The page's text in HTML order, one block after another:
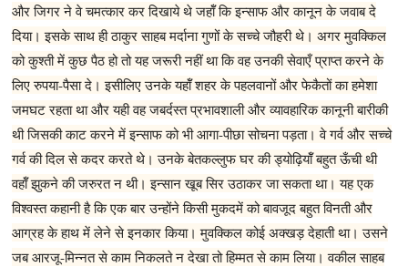
और जिगर ने वे चमत्कार कर दिखाये थे जहॉँ कि इन्साफ और कानून के जवाब दे
दिया। इसके साथ ही ठाकुर साहब मर्दाना गुणों के सच्चे जौहरी थे। अगर मुवक्किल
को कुश्ती में कुछ पैठ हो तो यह जरूरी नहीं था कि वह उनकी सेवाएँ प्राप्त करने के
लिए रुपया-पैसा दे। इसीलिए उनके यहॉँ शहर के पहलवानों और फेकैतों का हमेशा
जमघट रहता था और यही वह जबर्दस्त प्रभावशाली और व्यावहारिक कानूनी बारीकी
थी जिसकी काट करने में इन्साफ को भी आगा-पीछा सोचना पड़ता। वे गर्व और सच्चे
गर्व की दिल से कदर करते थे। उनके बेतकल्लुफ घर की ड्योढ़ियॉँ बहुत ऊँची थी
वहॉँ झुकने की जरुरत न थी। इन्सान खूब सिर उठाकर जा सकता था। यह एक
विश्वस्त कहानी है कि एक बार उन्होंने किसी मुकदमें को बावजूद बहुत विनती और
आग्रह के हाथ में लेने से इनकार किया। मुवक्किल कोई अक्खड़ देहाती था। उसने
जब आरजू-मिन्नत से काम निकलते न देखा तो हिम्मत से काम लिया। वकील साहब